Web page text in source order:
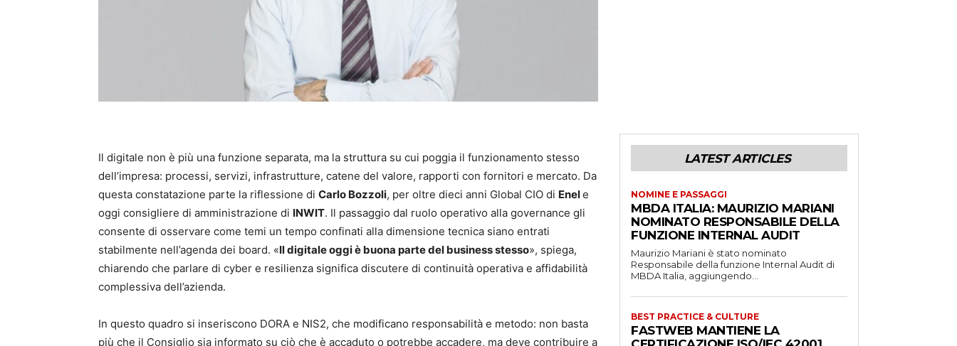
Il digitale non è più una funzione separata, ma la struttura su cui poggia il funzionamento stesso
dell’impresa: processi, servizi, infrastrutture, catene del valore, rapporti con fornitori e mercato. Da
questa constatazione parte la riflessione di Carlo Bozzoli, per oltre dieci anni Global CIO di Enele
oggi consigliere di amministrazione di INWIT. Il passaggio dal ruolo operativo alla governance gli
consente di osservare come temi un tempo confinati alla dimensione tecnica siano entrati
stabilmente nell’agenda dei board. «Il digitale oggi è buona parte del business stesso», spiega,
chiarendo che parlare di cyber e resilienza significa discutere di continuità operativa e affidabilità
complessiva dell’azienda.
In questo quadro si inseriscono DORA e NIS2, che modificano responsabilità e metodo: non basta
più che il Consiglio sia informato su ciò che è accaduto o potrebbe accadere, ma deve contribuire a
LATEST ARTICLES
NOMINE E PASSAGGI
MBDA ITALIA: MAURIZIO MARIANI
NOMINATO RESPONSABILE DELLA
FUNZIONE INTERNAL AUDIT
Maurizio Mariani è stato nominato
Responsabile della funzione Internal Audit di
MBDA Italia, aggiungendo...
BEST PRACTICE & CULTURE
FASTWEB MANTIENE LA